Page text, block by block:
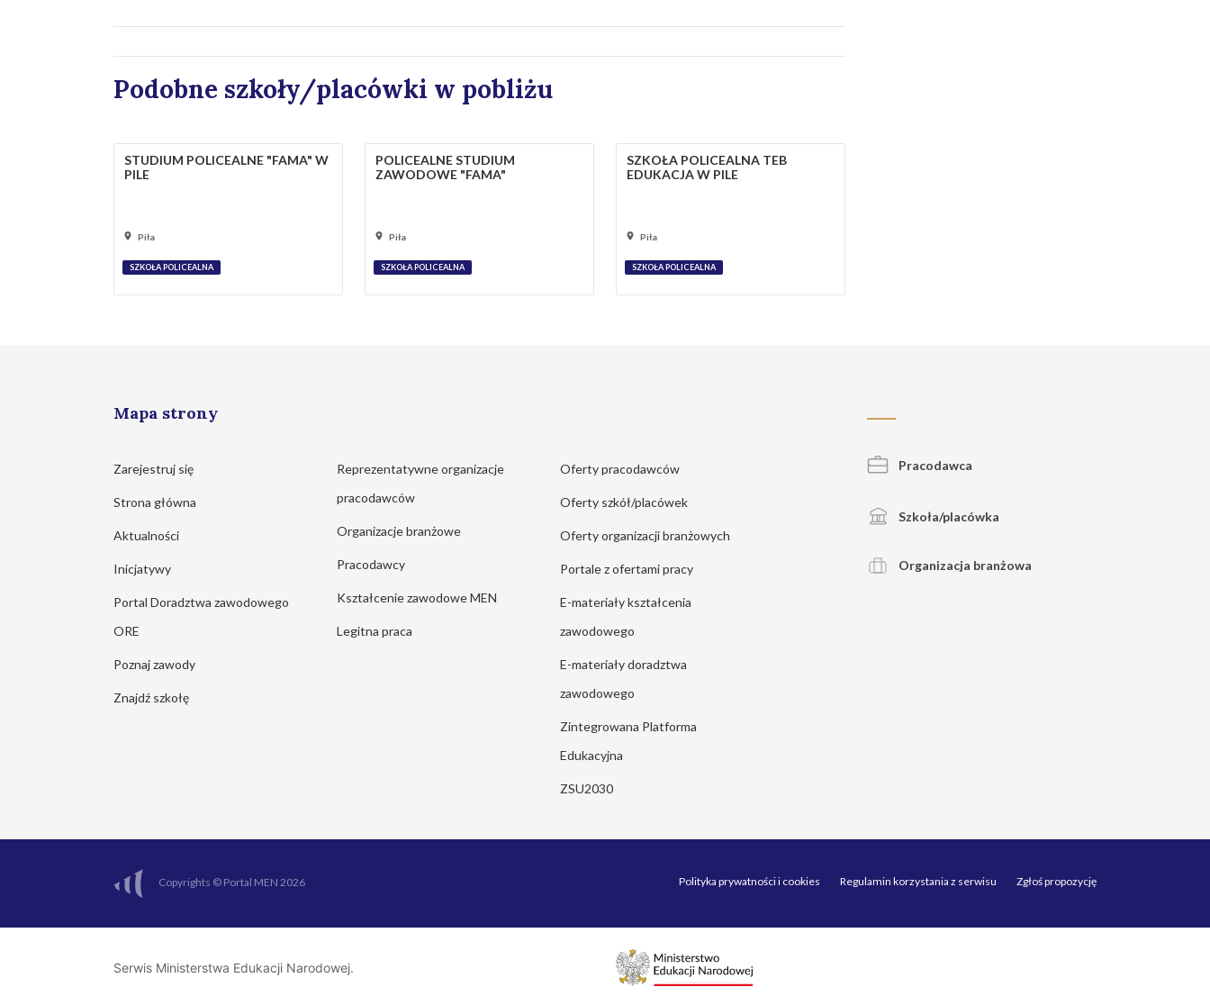
Podobne szkoły/placówki w pobliżu
STUDIUM POLICEALNE "FAMA" W
PILE
Piła
SZKOŁA POLICEALNA
POLICEALNE STUDIUM
ZAWODOWE "FAMA"
Piła
SZKOŁA POLICEALNA
SZKOŁA POLICEALNA TEB
EDUKACJA W PILE
Piła
SZKOŁA POLICEALNA
Mapa strony
Zarejestruj się
Strona główna
Aktualności
Inicjatywy
Portal Doradztwa zawodowego
ORE
Poznaj zawody
Znajdź szkołę
Reprezentatywne organizacje
pracodawców
Organizacje branżowe
Pracodawcy
Kształcenie zawodowe MEN
Legitna praca
Oferty pracodawców
Oferty szkół/placówek
Oferty organizacji branżowych
Portale z ofertami pracy
E-materiały kształcenia
zawodowego
E-materiały doradztwa
zawodowego
Zintegrowana Platforma
Edukacyjna
ZSU2030
Pracodawca
Szkoła/placówka
Organizacja branżowa
Copyrights © Portal MEN 2026 Polityka prywatności i cookies Regulamin korzystania z serwisu Zgłoś propozycję
Serwis Ministerstwa Edukacji Narodowej.